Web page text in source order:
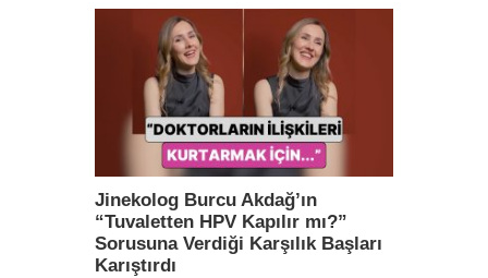
Jinekolog Burcu Akdağ’ın
“Tuvaletten HPV Kapılır mı?”
Sorusuna Verdiği Karşılık Başları
Karıştırdı